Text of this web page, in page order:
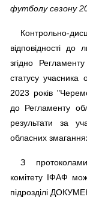
футболу сезону
Контрольно-
відповідності
згідно
статусу
2023 років
до Регламенту
результати за
обласних
З протоколами
комітету ІФАФ
підрозділі